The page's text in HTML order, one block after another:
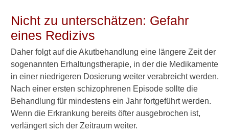
Nicht zu unterschätzen: Gefahr
eines Redizivs
Daher folgt auf die Akutbehandlung eine längere Zeit der
sogenannten Erhaltungstherapie, in der die Medikamente
in einer niedrigeren Dosierung weiter verabreicht werden.
Nach einer ersten schizophrenen Episode sollte die
Behandlung für mindestens ein Jahr fortgeführt werden.
Wenn die Erkrankung bereits öfter ausgebrochen ist,
verlängert sich der Zeitraum weiter.
Spätdyskinesien
Parkinsonoid
Gesundheitsrisiken
Kritik an Neuroleptika
Dauer bis zur Wirkung
Alkohol erlaubt?